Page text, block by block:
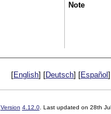
Note
[English] [Deutsch] [Español
Version 4.12.0. Last updated on 28th